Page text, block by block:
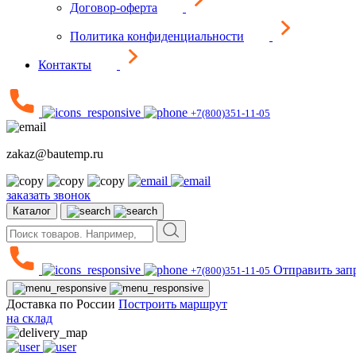
Договор-оферта
Политика конфиденциальности
Контакты
+7(800)351-11-05
zakaz@bautemp.ru
заказать звонок
Каталог
+7(800)351-11-05 Отправить
Доставка по России Построить маршрут
на склад